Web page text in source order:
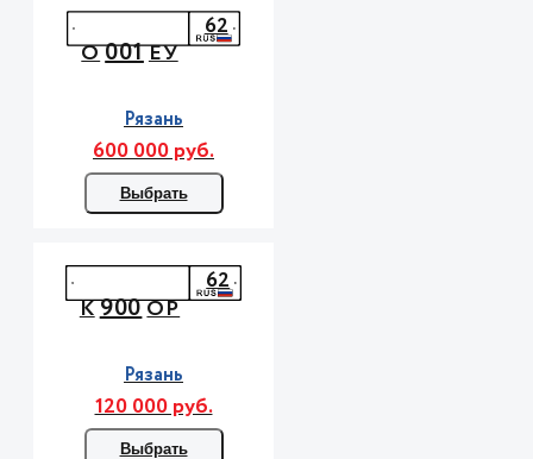
О001ЕУ
62
Рязань
600 000 руб.
Выбрать
К900ОР
62
Рязань
120 000 руб.
Выбрать